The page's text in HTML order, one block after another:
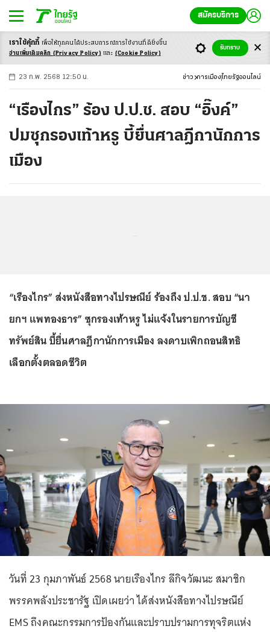
สมัครบริการ
-ก ก ก+
23 ก.พ. 2568 12:50 น. ข่าว การเมือง ไทยรัฐออนไลน์
“เรืองไกร” ร้อง ป.ป.ช. สอบ “อิ๊งค์”
ปมซุกรองเท้าหรู บี้ยื่นศาลฎีกานักการ
เมือง
“เรืองไกร” ส่งหนังสือทางไปรษณีย์ ร้องถึง ป.ป.ช. สอบ “นา
ยกฯ แพทองธาร” ซุกรองเท้าหรู ไม่แจ้งในรายการบัญชี
ทรัพย์สิน บี้ยื่นศาลฎีกานักการเมือง ลงดาบเพิกถอนสิทธิ
เลือกตั้งตลอดชีวิต
วันที่ 23 กุมภาพันธ์ 2568 นายเรืองไกร ลีกิจวัฒนะ สมาชิก
พรรคพลังประชารัฐ เปิดเผยว่า ได้ส่งหนังสือทางไปรษณีย์
EMS ถึงคณะกรรมการป้องกันและปราบปรามการทุจริตแห่ง
เราใช้คุ้กกี้ เพื่อให้ทุกคนได้ประสบการณ์การใช้งานที่ดียิ่งขึ้น
อ่านเพิ่มเติมคลิก (Privacy Policy) และ (Cookie Policy)
รับทราบ